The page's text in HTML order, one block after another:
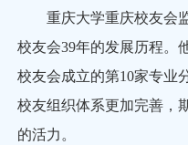
重庆大学重庆校友会
校友会39年的发展历程。
校友会成立的第10家专业
校友组织体系更加完善，
的活力。